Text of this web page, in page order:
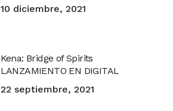
10 diciembre, 2021
Kena: Bridge of Spirits
LANZAMIENTO EN DIGITAL
22 septiembre, 2021